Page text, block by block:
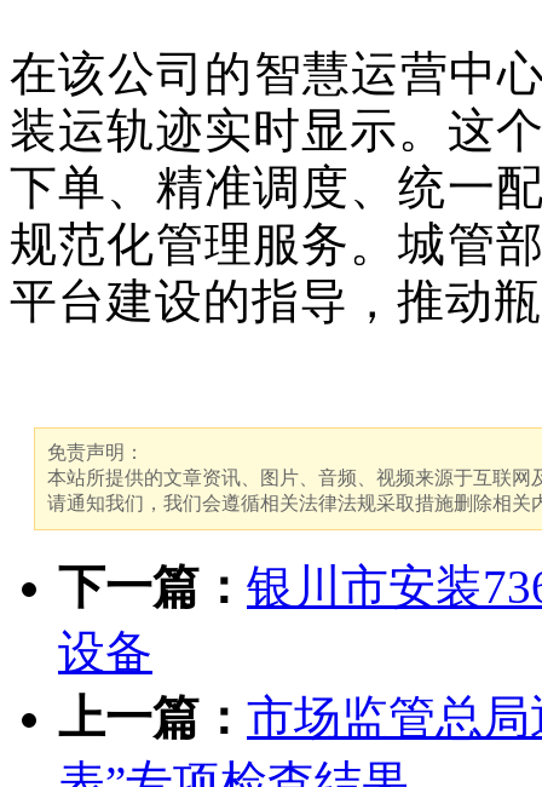
在该公司的智慧运营中
装运轨迹实时显示。这
下单、精准调度、统一
规范化管理服务。城管
平台建设的指导，推动
免责声明：
本站所提供的文章资讯、图片、音频、视频来源于互联
请通知我们，我们会遵循相关法律法规采取措施删除相关
下一篇： 银川市安装
设备
上一篇： 市场监管总